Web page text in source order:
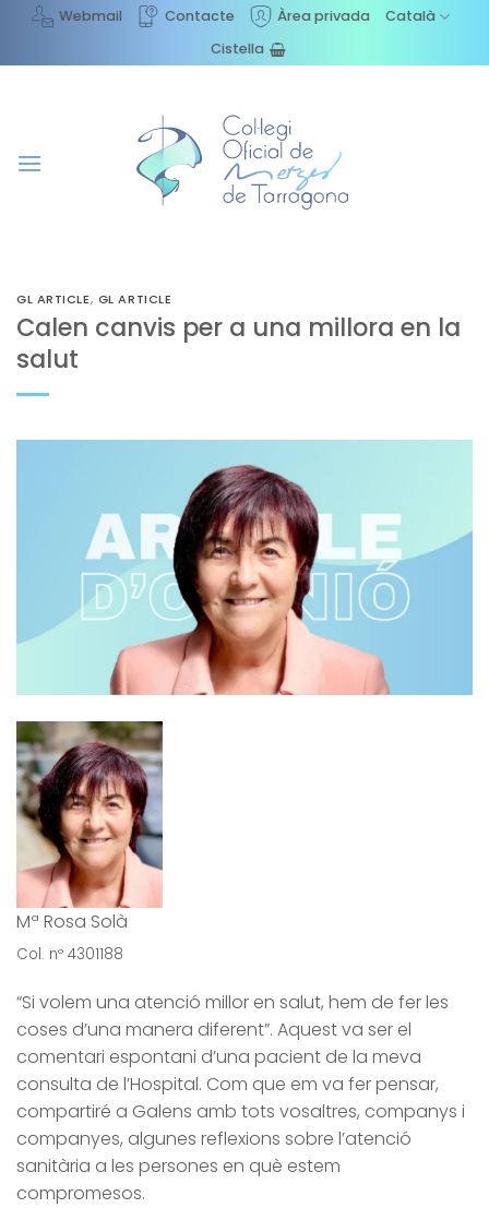
content
Webmail Contacte Àrea privada
Català
Cistella
GL ARTICLE, GL ARTICLE
Calen canvis per a una millora en la
salut
Mª Rosa Solà
Col. nº 4301188
“Si volem una atenció millor en salut, hem de fer les
coses d’una manera diferent”. Aquest va ser el
comentari espontani d’una pacient de la meva
consulta de l’Hospital. Com que em va fer pensar,
compartiré a Galens amb tots vosaltres, companys i
companyes, algunes reflexions sobre l’atenció
sanitària a les persones en què estem
compromesos.